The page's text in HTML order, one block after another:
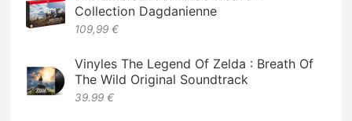
Collection Dagdanienne
109,99 €
Vinyles The Legend Of Zelda : Breath Of
The Wild Original Soundtrack
39.99 €